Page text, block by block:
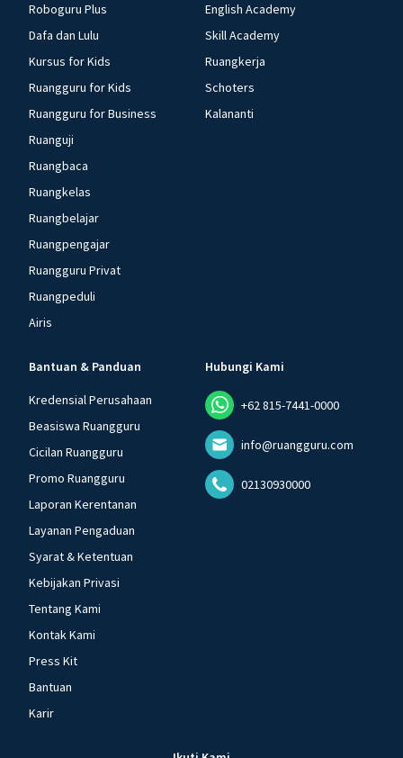
Roboguru Plus
Dafa dan Lulu
Kursus for Kids
Ruangguru for Kids
Ruangguru for Business
Ruanguji
Ruangbaca
Ruangkelas
Ruangbelajar
Ruangpengajar
Ruangguru Privat
Ruangpeduli
Airis
English Academy
Skill Academy
Ruangkerja
Schoters
Kalananti
Bantuan & Panduan
Kredensial Perusahaan
Beasiswa Ruangguru
Cicilan Ruangguru
Promo Ruangguru
Laporan Kerentanan
Layanan Pengaduan
Syarat & Ketentuan
Kebijakan Privasi
Tentang Kami
Kontak Kami
Press Kit
Bantuan
Karir
Hubungi Kami
+62 815-7441-0000
info@ruangguru.com
02130930000